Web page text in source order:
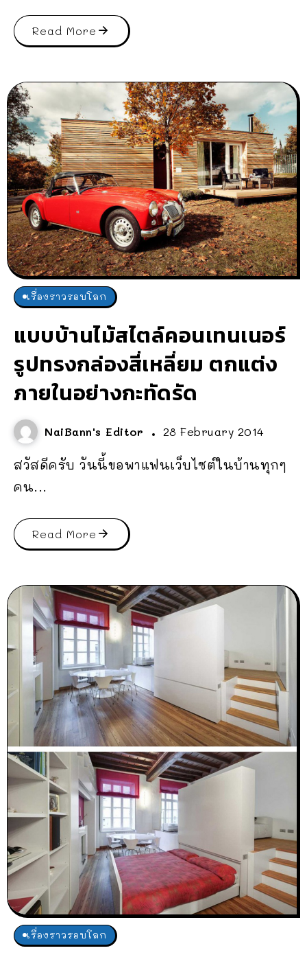
Read More
เรื่องราวรอบโลก
แบบบ้านไม้สไตล์คอนเทนเนอร์
รูปทรงกล่องสี่เหลี่ยม ตกแต่ง
ภายในอย่างกะทัดรัด
NaiBann's Editor 28 February 2014
สวัสดีครับ วันนี้ขอพาแฟนเว็บไซต์ในบ้านทุกๆ
คน...
Read More
เรื่องราวรอบโลก